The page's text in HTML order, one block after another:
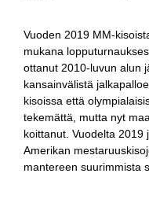
Vuoden 2019 MM-
mukana
ottanut 2010-luvun alun
kansainvälistä
kisoissa että
tekemättä, mutta nyt
koittanut. Vuodelta 2019
Amerikan
mantereen suurimmista